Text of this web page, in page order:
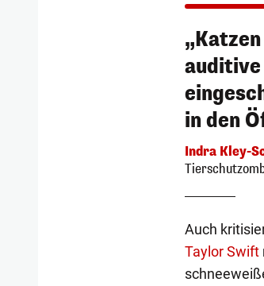
auditive
in den
Indra Kley-
Auch
Taylor Swift